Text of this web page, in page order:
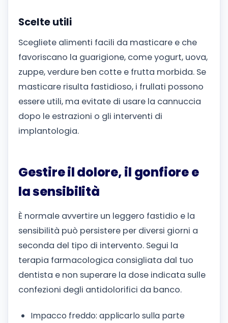
Scelte utili
Scegliete alimenti facili da masticare e che
favoriscano la guarigione, come yogurt, uova,
zuppe, verdure ben cotte e frutta morbida. Se
masticare risulta fastidioso, i frullati possono
essere utili, ma evitate di usare la cannuccia
dopo le estrazioni o gli interventi di
implantologia.
Gestire il dolore, il gonfiore e
la sensibilità
È normale avvertire un leggero fastidio e la
sensibilità può persistere per diversi giorni a
seconda del tipo di intervento. Segui la
terapia farmacologica consigliata dal tuo
dentista e non superare la dose indicata sulle
confezioni degli antidolorifici da banco.
Impacco freddo: applicarlo sulla parte